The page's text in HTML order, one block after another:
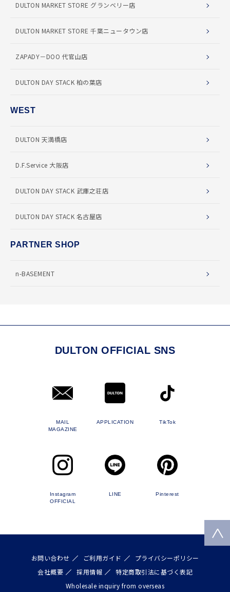
DULTON MARKET STORE グランベリー店
DULTON MARKET STORE 千葉ニュータウン店
ZAPADY－DOO 代官山店
DULTON DAY STACK 柏の葉店
WEST
DULTON 天満橋店
D.F.Service 大阪店
DULTON DAY STACK 武庫之荘店
DULTON DAY STACK 名古屋店
PARTNER SHOP
n-BASEMENT
DULTON OFFICIAL SNS
MAIL
MAGAZINE
APPLICATION TikTok
Instagram
OFFICIAL
LINE Pinterest
お問い合わせ ご利用ガイド
プライバシーポリシー
会社概要
採用情報
特定商取引法に基づく表記
Wholesale inquiry from overseas